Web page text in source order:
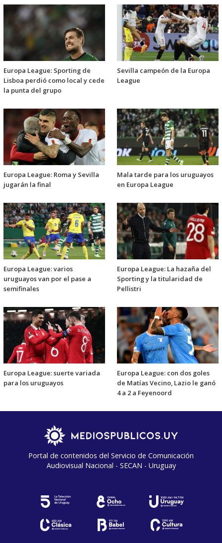
Europa League: Sporting de
Lisboa perdió como local y cede
la punta del grupo
Sevilla campeón de la Europa
League
Europa League: Roma y Sevilla
jugarán la final
Mala tarde para los uruguayos
en Europa League
Europa League: varios
uruguayos van por el pase a
semifinales
Europa League: La hazaña del
Sporting y la titularidad de
Pellistri
Europa League: suerte variada
para los uruguayos
Europa League: con dos goles
de Matías Vecino, Lazio le ganó
4 a 2 a Feyenoord
Portal de contenidos del Servicio de Comunicación
Audiovisual Nacional - SECAN - Uruguay